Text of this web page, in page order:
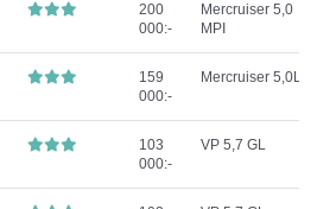
200
000:-
Mercruiser 5,0
MPI
159
000:-
Mercruiser 5,0L
103
000:-
VP 5,7 GL